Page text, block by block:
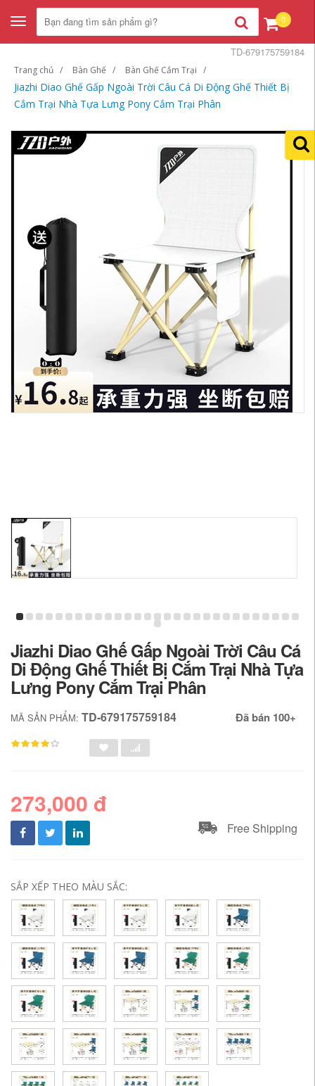
Toggle
navigation
0
Trang chủ Bàn Ghế Bàn Ghế Cắm Trại
Jiazhi Diao Ghế Gấp Ngoài Trời Câu Cá Di Động Ghế Thiết Bị
Cắm Trại Nhà Tựa Lưng Pony Cắm Trại Phân
TD-679175759184
Jiazhi Diao Ghế Gấp Ngoài Trời Câu Cá
Di Động Ghế Thiết Bị Cắm Trại Nhà Tựa
Lưng Pony Cắm Trại Phân
MÃ SẢN PHẨM: TD-679175759184 Đã bán 100+
273,000 đ
Free Shipping
SẮP XẾP THEO MÀU SẮC: